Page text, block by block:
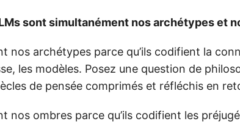
sont simultanément nos archétypes et
nos archétypes parce qu’ils codifient la
les modèles. Posez une question de
de pensée comprimés et réfléchis en
nos ombres parce qu’ils codifient les